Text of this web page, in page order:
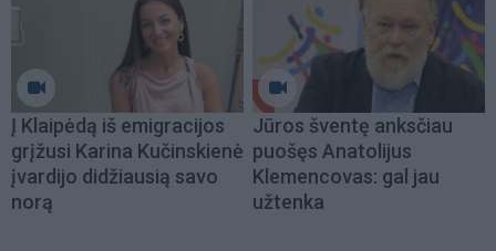
Į Klaipėdą iš emigracijos
grįžusi Karina Kučinskienė
įvardijo didžiausią savo
norą
Jūros šventę anksčiau
puošęs Anatolijus
Klemencovas: gal jau
užtenka